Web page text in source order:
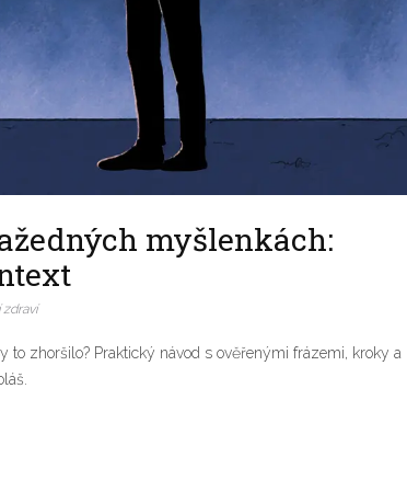
myšlenkách:
zhoršilo? Praktický návod s ověřenými frázemi, kroky a